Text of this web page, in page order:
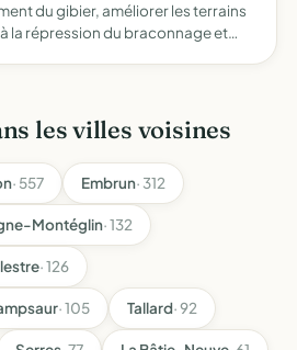
du gibier, améliorer les terrains
la répression du braconnage et
les villes voisines
· 557 Embrun· 312
Montéglin· 132
· 126
· 105 Tallard· 92